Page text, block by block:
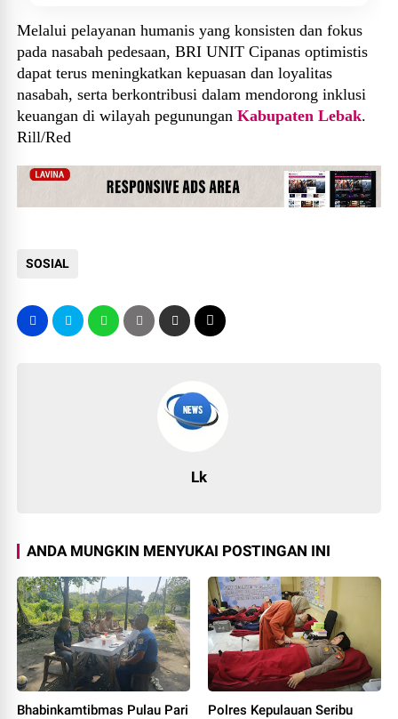
Melalui pelayanan humanis yang konsisten dan fokus
pada nasabah pedesaan, BRI UNIT Cipanas optimistis
dapat terus meningkatkan kepuasan dan loyalitas
nasabah, serta berkontribusi dalam mendorong inklusi
keuangan di wilayah pegununganKabupaten Lebak.
Rill/Red
SOSIAL
Lk
ANDA MUNGKIN MENYUKAI POSTINGAN INI
Bhabinkamtibmas Pulau Pari Polres Kepulauan Seribu